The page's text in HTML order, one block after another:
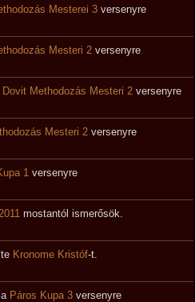
Mesterei 3 versenyre
Mesteri 2 versenyre
Dovit Methodozás Mesteri 2 versenyre
Mesteri 2 versenyre
1 versenyre
mostantól ismerősök.
Kronome Kristóf-t.
Páros Kupa 3 versenyre